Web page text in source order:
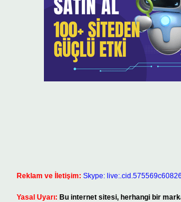
Reklam ve İletişim: Skype:
Yasal Uyarı: Bu internet sitesi, herhangi bir